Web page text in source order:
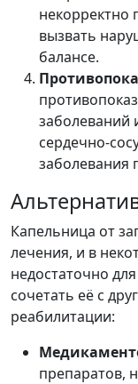
некорректно
вызвать
балансе.
заболеваний
сердечно-
заболевания
Капельница от
лечения, и в
недостаточно
сочетать её с
реабилитации:
препаратов,